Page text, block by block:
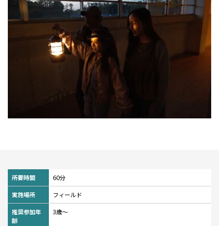
所要時間 60分
実施場所 フィールド
推奨参加年
齢
3歳〜